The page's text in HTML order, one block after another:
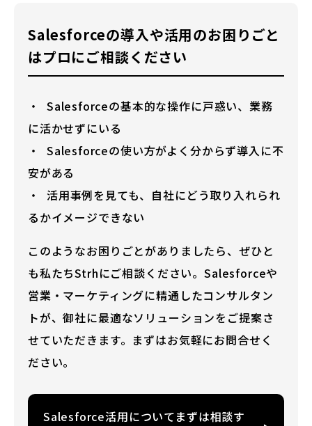
Salesforceの導入や活用のお困りごと
はプロにご相談ください
Salesforceの基本的な操作に戸惑い、業務
に活かせずにいる
Salesforceの使い方がよく分からず導入に不
安がある
活用事例を見ても、自社にどう取り入れられ
るかイメージできない
このようなお困りごとがありましたら、ぜひと
も私たちStrhにご相談ください。Salesforceや
営業・マーケティングに精通したコンサルタン
トが、御社に最適なソリューションをご提案さ
せていただきます。まずはお気軽にお問合せく
ださい。
Salesforce活用についてまずは相談す